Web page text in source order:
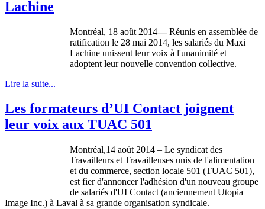
Lachine
Montréal, 18 août 2014—Réunis en assemblée de
ratification le 28 mai 2014, les salariés du Maxi
Lachine unissent leur voix à l'unanimité et
adoptent leur nouvelle convention collective.
Lire la suite...
Les formateurs d’UI Contact joignent
leur voix aux TUAC 501
Montréal,14 août 2014 – Le syndicat des
Travailleurs et Travailleuses unis de l'alimentation
et du commerce, section locale 501 (TUAC 501),
est fier d'annoncer l'adhésion d'un nouveau groupe
de salariés d'UI Contact (anciennement Utopia
Image Inc.) à Laval à sa grande organisation syndicale.